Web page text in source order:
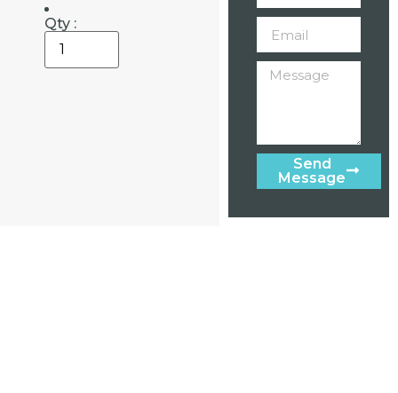
Qty :
Send
Message